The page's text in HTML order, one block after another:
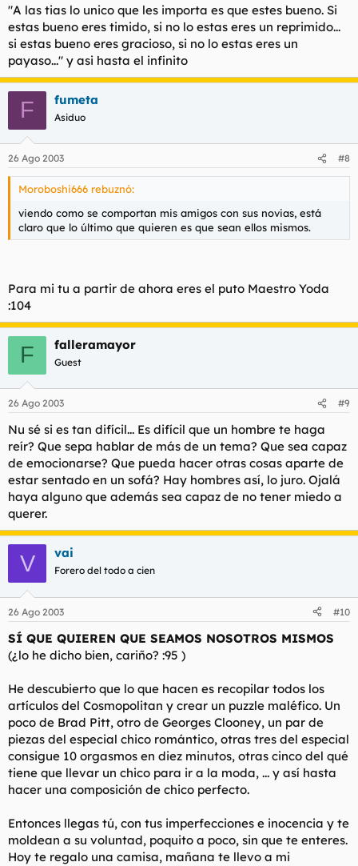
"A las tias lo unico que les importa es que estes bueno. Si
estas bueno eres timido, si no lo estas eres un reprimido...
si estas bueno eres gracioso, si no lo estas eres un
payaso..." y asi hasta el infinito
F fumeta
Asiduo
26 Ago 2003 #8
Moroboshi666 rebuznó:
viendo como se comportan mis amigos con sus novias, está
claro que lo último que quieren es que sean ellos mismos.
Para mi tu a partir de ahora eres el puto Maestro Yoda
:104
F falleramayor
Guest
26 Ago 2003 #9
Nu sé si es tan difícil... Es difícil que un hombre te haga
reír? Que sepa hablar de más de un tema? Que sea capaz
de emocionarse? Que pueda hacer otras cosas aparte de
estar sentado en un sofá? Hay hombres así, lo juro. Ojalá
haya alguno que además sea capaz de no tener miedo a
querer.
V vai
Forero del todo a cien
26 Ago 2003 #10
SÍ QUE QUIEREN QUE SEAMOS NOSOTROS MISMOS
(¿lo he dicho bien, cariño? :95 )
He descubierto que lo que hacen es recopilar todos los
artículos del Cosmopolitan y crear un puzzle maléfico. Un
poco de Brad Pitt, otro de Georges Clooney, un par de
piezas del especial chico romántico, otras tres del especial
consigue 10 orgasmos en diez minutos, otras cinco del qué
tiene que llevar un chico para ir a la moda, ... y así hasta
hacer una composición de chico perfecto.
Entonces llegas tú, con tus imperfecciones e inocencia y te
moldean a su voluntad, poquito a poco, sin que te enteres.
Hoy te regalo una camisa, mañana te llevo a mi